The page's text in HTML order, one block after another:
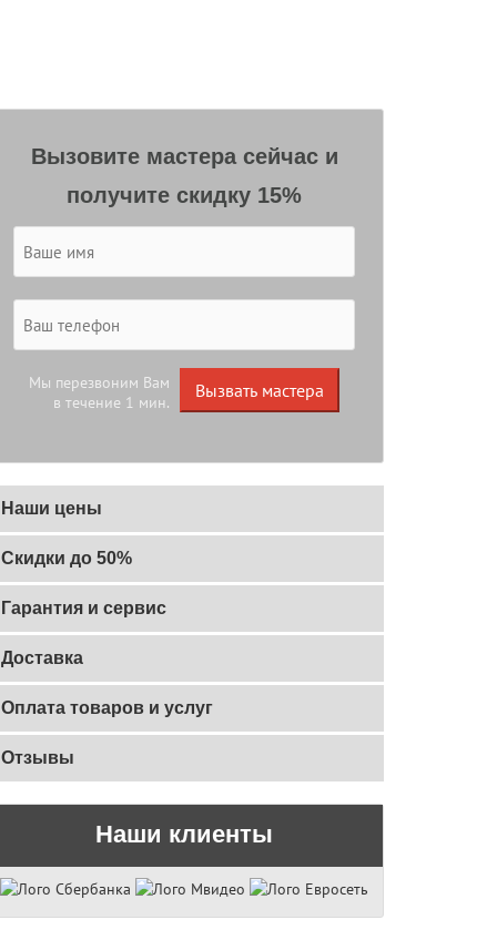
Вызовите мастера сейчас и
получите скидку 15%
Мы перезвоним Вам
в течение 1 мин.
Вызвать мастера
Наши цены
Скидки до 50%
Гарантия и сервис
Доставка
Оплата товаров и услуг
Отзывы
Наши клиенты